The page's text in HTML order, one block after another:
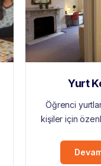
Yurt
Öğrenci
kişiler için